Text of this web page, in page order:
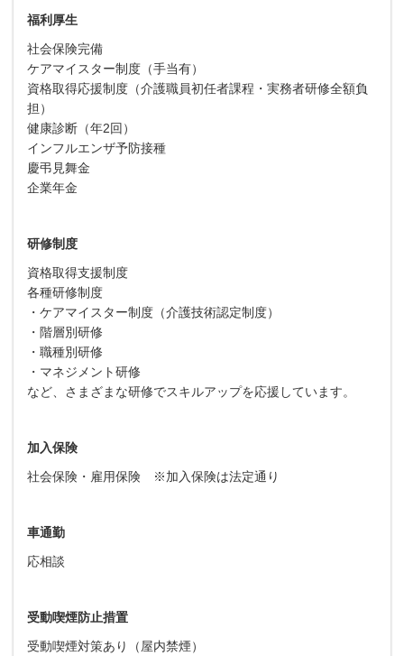
福利厚生
社会保険完備
ケアマイスター制度（手当有）
資格取得応援制度（介護職員初任者課程・実務者研修全額負
担）
健康診断（年2回）
インフルエンザ予防接種
慶弔見舞金
企業年金
研修制度
資格取得支援制度
各種研修制度
・ケアマイスター制度（介護技術認定制度）
・階層別研修
・職種別研修
・マネジメント研修
など、さまざまな研修でスキルアップを応援しています。
加入保険
社会保険・雇用保険 ※加入保険は法定通り
車通勤
応相談
受動喫煙防止措置
受動喫煙対策あり（屋内禁煙）